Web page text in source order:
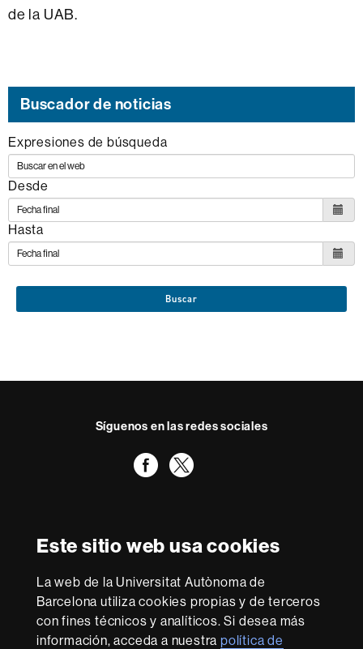
Este sitio web usa cookies
La web de la Universitat Autònoma de
Barcelona utiliza cookies propias y de terceros
con fines técnicos y analíticos. Si desea más
información, acceda a nuestrapolítica de
de la UAB.
Buscador de noticias
Expresiones de búsqueda
Desde
Hasta
Buscar
Síguenos en las redes sociales
Facebook
Twitter
Excellence
Research
-
Euraxess
Con la financiación de